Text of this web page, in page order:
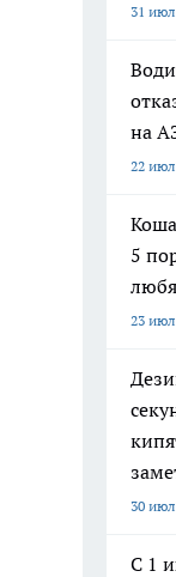
31
на
22
5
23
30
С 1